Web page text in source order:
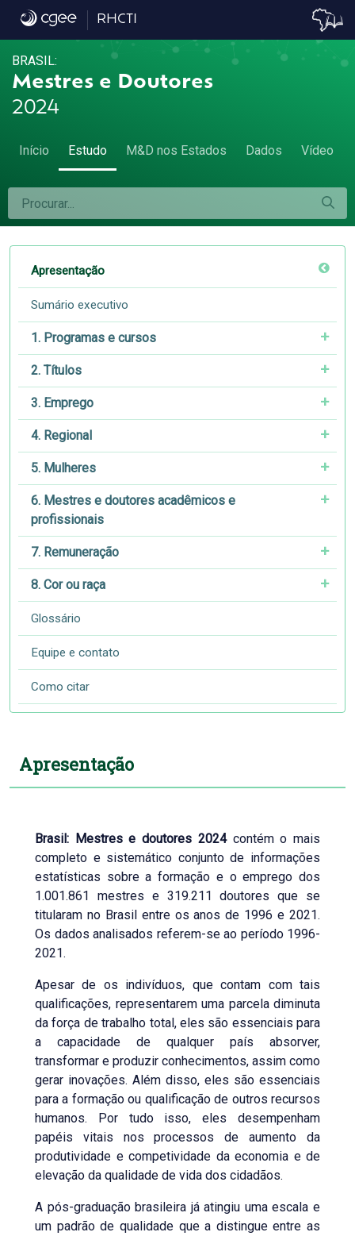
Apresentação - Apresentação
RHCTI
BRASIL:
Mestres e Doutores
2024
Início Estudo M&D nos Estados Dados Vídeo
Apresentação
Sumário executivo
1. Programas e cursos
2. Títulos
3. Emprego
4. Regional
5. Mulheres
6. Mestres e doutores acadêmicos e
profissionais
7. Remuneração
8. Cor ou raça
Glossário
Equipe e contato
Como citar
Apresentação
Brasil: Mestres e doutores 2024contém o mais
completo e sistemático conjunto de informações
estatísticas sobre a formação e o emprego dos
1.001.861 mestres e 319.211 doutores que se
titularam no Brasil entre os anos de 1996 e 2021.
Os dados analisados referem-se ao período 1996-
2021.
Apesar de os indivíduos, que contam com tais
qualificações, representarem uma parcela diminuta
da força de trabalho total, eles são essenciais para
a capacidade de qualquer país absorver,
transformar e produzir conhecimentos, assim como
gerar inovações. Além disso, eles são essenciais
para a formação ou qualificação de outros recursos
humanos. Por tudo isso, eles desempenham
papéis vitais nos processos de aumento da
produtividade e competividade da economia e de
elevação da qualidade de vida dos cidadãos.
A pós-graduação brasileira já atingiu uma escala e
um padrão de qualidade que a distingue entre as